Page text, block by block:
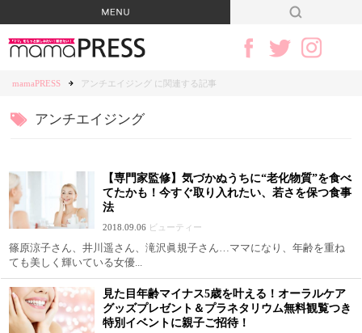
mamaPRESS アンチエイジング に関連する記事
アンチエイジング
【専門家監修】気づかぬうちに“老化物質”を食べ
てたかも！今すぐ取り入れたい、若さを保つ食事
法
2018.09.06 ビューティー
篠原涼子さん、井川遥さん、滝沢眞規子さん…ママになり、年齢を重ね
ても美しく輝いている女優...
見た目年齢マイナス5歳を叶える！オーラルケア
グッズプレゼント＆プラネタリウム無料観覧つき
特別イベントに親子ご招待！